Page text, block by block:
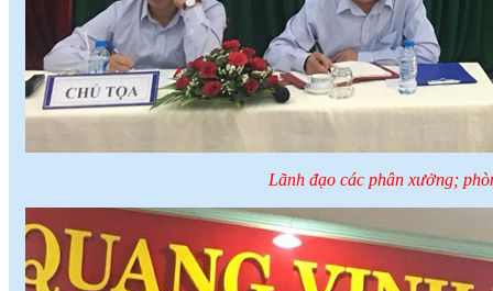
Lãnh đạo các phân xưởng;